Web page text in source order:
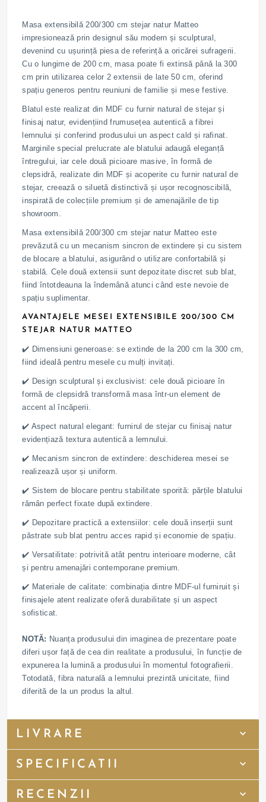
Masa extensibilă 200/300 cm stejar natur Matteo
impresionează prin designul său modern și sculptural,
devenind cu ușurință piesa de referință a oricărei sufragerii.
Cu o lungime de 200 cm, masa poate fi extinsă până la 300
cm prin utilizarea celor 2 extensii de late 50 cm, oferind
spațiu generos pentru reuniuni de familie și mese festive.
Blatul este realizat din MDF cu furnir natural de stejar și
finisaj natur, evidențiind frumusețea autentică a fibrei
lemnului și conferind produsului un aspect cald și rafinat.
Marginile special prelucrate ale blatului adaugă eleganță
întregului, iar cele două picioare masive, în formă de
clepsidră, realizate din MDF și acoperite cu furnir natural de
stejar, creează o siluetă distinctivă și ușor recognoscibilă,
inspirată de colecțiile premium și de amenajările de tip
showroom.
Masa extensibilă 200/300 cm stejar natur Matteo este
prevăzută cu un mecanism sincron de extindere și cu sistem
de blocare a blatului, asigurând o utilizare confortabilă și
stabilă. Cele două extensii sunt depozitate discret sub blat,
fiind întotdeauna la îndemână atunci când este nevoie de
spațiu suplimentar.
AVANTAJELE MESEI EXTENSIBILE 200/300 CM
STEJAR NATUR MATTEO
✔️ Dimensiuni generoase: se extinde de la 200 cm la 300 cm,
fiind ideală pentru mesele cu mulți invitați.
✔️ Design sculptural și exclusivist: cele două picioare în
formă de clepsidră transformă masa într-un element de
accent al încăperii.
✔️ Aspect natural elegant: furnirul de stejar cu finisaj natur
evidențiază textura autentică a lemnului.
✔️ Mecanism sincron de extindere: deschiderea mesei se
realizează ușor și uniform.
✔️ Sistem de blocare pentru stabilitate sporită: părțile blatului
rămân perfect fixate după extindere.
✔️ Depozitare practică a extensiilor: cele două inserții sunt
păstrate sub blat pentru acces rapid și economie de spațiu.
✔️ Versatilitate: potrivită atât pentru interioare moderne, cât
și pentru amenajări contemporane premium.
✔️ Materiale de calitate: combinația dintre MDF-ul furniruit și
finisajele atent realizate oferă durabilitate și un aspect
sofisticat.
NOTĂ: Nuanța produsului din imaginea de prezentare poate
diferi ușor față de cea din realitate a produsului, în funcție de
expunerea la lumină a produsului în momentul fotografierii.
Totodată, fibra naturală a lemnului prezintă unicitate, fiind
diferită de la un produs la altul.
LIVRARE
SPECIFICATII
RECENZII